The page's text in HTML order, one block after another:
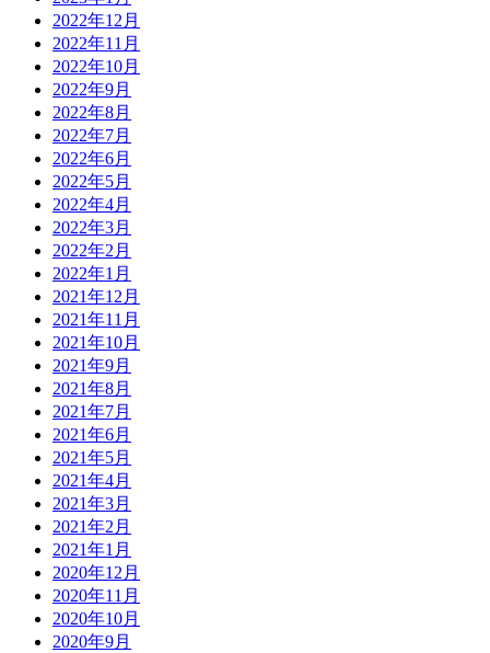
2022年12月
2022年11月
2022年10月
2022年9月
2022年8月
2022年7月
2022年6月
2022年5月
2022年4月
2022年3月
2022年2月
2022年1月
2021年12月
2021年11月
2021年10月
2021年9月
2021年8月
2021年7月
2021年6月
2021年5月
2021年4月
2021年3月
2021年2月
2021年1月
2020年12月
2020年11月
2020年10月
2020年9月